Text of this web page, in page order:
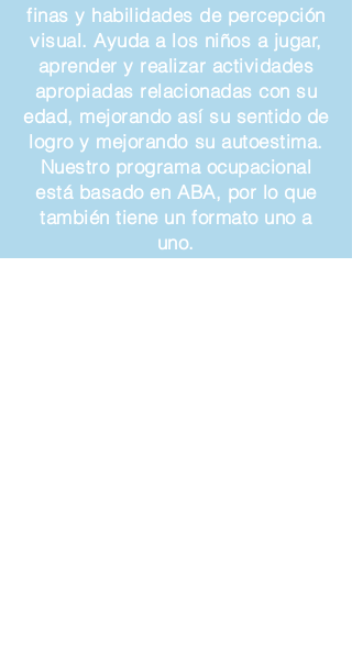
finas y habilidades de percepción
visual. Ayuda a los niños a jugar,
aprender y realizar actividades
apropiadas relacionadas con su
edad, mejorando así su sentido de
logro y mejorando su autoestima.
Nuestro programa ocupacional
está basado en ABA, por lo que
también tiene un formato uno a
uno.